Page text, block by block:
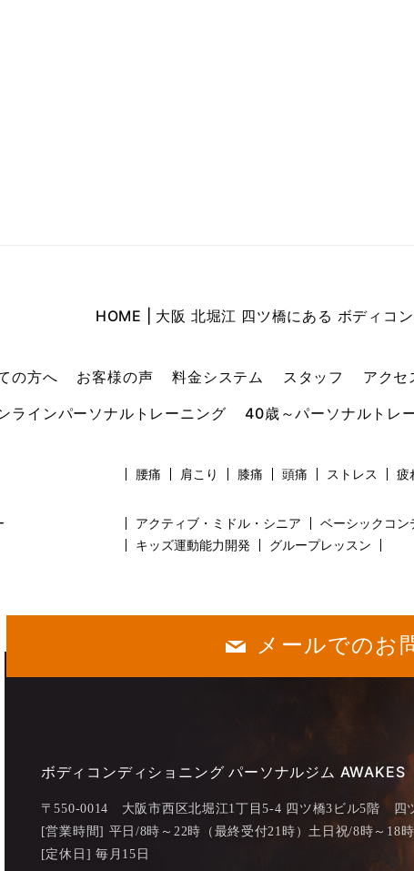
HOME | 大阪 北堀江 四ツ橋にある ボディコ
の方へ お客様の声 料金システム スタッフ アクセ
ラインパーソナルトレーニング 40歳～パーソナルトレ
腰痛 肩こり 膝痛 頭痛 ストレス 疲
アクティブ・ミドル・シニア ベーシックコン
キッズ運動能力開発
グループレッスン
メールでのお
ボディコンディショニング パーソナルジム AWAKES
〒550-0014 大阪市西区北堀江1丁目5-4 四ツ橋3ビル5階 四
[営業時間] 平日/8時～22時（最終受付21時）土日祝/8時～18時
[定休日] 毎月15日